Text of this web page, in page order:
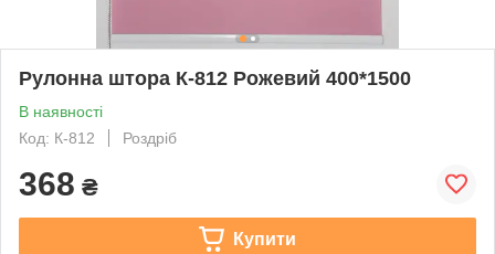
Рулонна штора К-812 Рожевий 400*1500
В наявності
Код: К-812
Роздріб
368 ₴
Купити